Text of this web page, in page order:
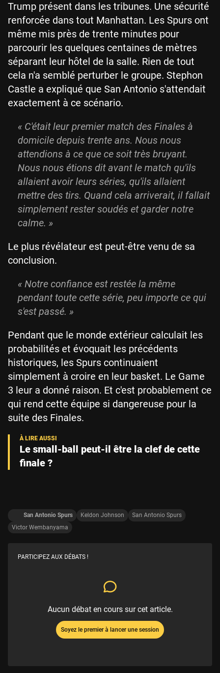
Trump présent dans les tribunes. Une sécurité
renforcée dans tout Manhattan. Les Spurs ont
même mis près de trente minutes pour
parcourir les quelques centaines de mètres
séparant leur hôtel de la salle. Rien de tout
cela n'a semblé perturber le groupe. Stephon
Castle a expliqué que San Antonio s'attendait
exactement à ce scénario.
« C'était leur premier match des Finales à
domicile depuis trente ans. Nous nous
attendions à ce que ce soit très bruyant.
Nous nous étions dit avant le match qu'ils
allaient avoir leurs séries, qu'ils allaient
mettre des tirs. Quand cela arriverait, il fallait
simplement rester soudés et garder notre
calme. »
Le plus révélateur est peut-être venu de sa
conclusion.
« Notre confiance est restée la même
pendant toute cette série, peu importe ce qui
s'est passé. »
Pendant que le monde extérieur calculait les
probabilités et évoquait les précédents
historiques, les Spurs continuaient
simplement à croire en leur basket. Le Game
3 leur a donné raison. Et c'est probablement ce
qui rend cette équipe si dangereuse pour la
suite des Finales.
Le small-ball peut-il être la clef de cette
finale ?
San Antonio Spurs Keldon Johnson
San Antonio Spurs
Victor Wembanyama
PARTICIPEZ AUX DÉBATS !
Aucun débat en cours sur cet article.
Soyez le premier à lancer une session